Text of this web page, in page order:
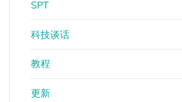
SPT
科技谈话
教程
更新